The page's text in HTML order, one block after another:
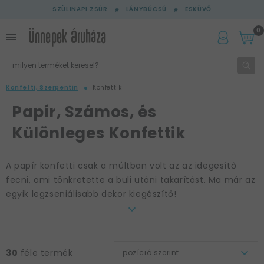
SZÜLINAPI ZSÚR LÁNYBÚCSÚ ESKÜVŐ
0
Konfetti, Szerpentin Konfettik
Papír, Számos, és
Különleges Konfettik
A papír konfetti csak a múltban volt az az idegesítő
fecni, ami tönkretette a buli utáni takarítást. Ma már az
egyik legzseniálisabb dekor kiegészítő!
írom Neked,mindig utáltam a konfettiket.
30 féle termék pozíció szerint